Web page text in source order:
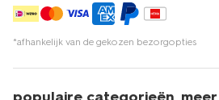
*afhankelijk van de gekozen bezorgopties